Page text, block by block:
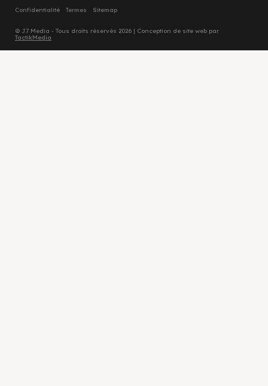
Confidentialité Termes Sitemap
© J7 Media - Tous droits réservés 2026 | Conception de site web par
TactikMedia